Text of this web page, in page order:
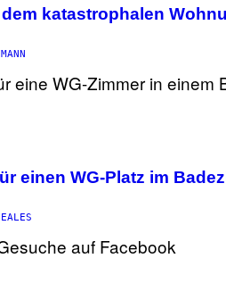
katastrophalen
einen WG-Platz im